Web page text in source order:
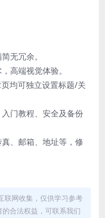
无冗余。
高端视觉体验。
均可独立设置标题/关
门教程、安全及备份
、邮箱、地址等，修
联网收集，仅供学习参考
合法权益，可联系我们